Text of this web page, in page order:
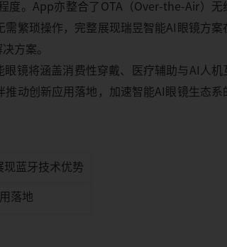
度。App亦整合了OTA（Over-the-Air）无
繁琐操作，完整展现瑞昱智能AI眼镜方案
方案。
镜将涵盖消费性穿戴、医疗辅助与AI人机
动创新应用落地，加速智能AI眼镜生态系
现蓝牙技术优势
落地